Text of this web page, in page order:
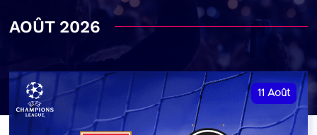
AOÛT 2026
11 Août